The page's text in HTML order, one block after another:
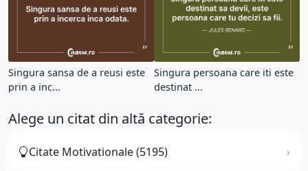
Singura sansa de a reusi este
prin a inc...
Singura persoana care iti este
destinat ...
Alege un citat din altă categorie:
Citate Motivationale (5195)